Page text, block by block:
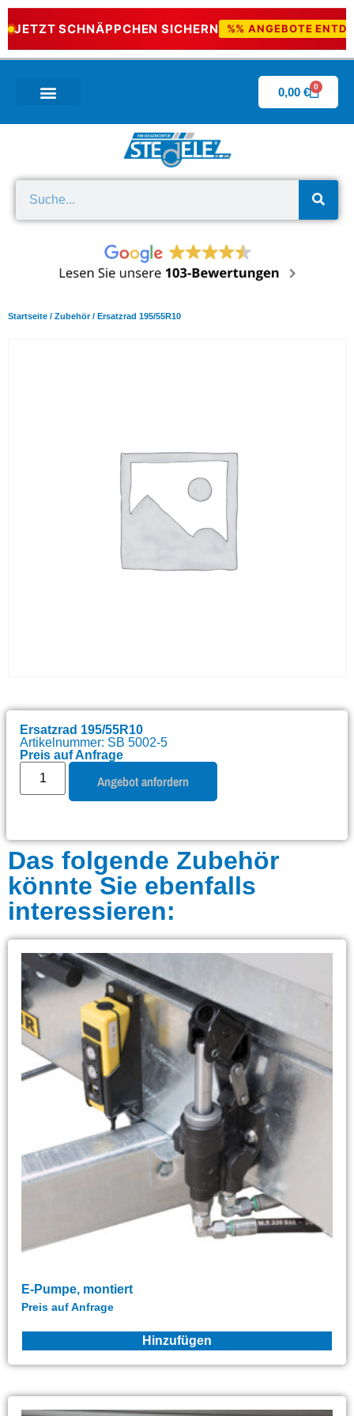
JETZT SCHNÄPPCHEN SICHERN %% ANGEBOTE
0,00 € 0
Startseite / Zubehör/ Ersatzrad 195/55R10
Ersatzrad 195/55R10
Artikelnummer: SB 5002-5
Preis auf Anfrage
Angebot anfordern
Das folgende Zubehör
könnte Sie ebenfalls
interessieren:
E-Pumpe, montiert
Preis auf Anfrage
Hinzufügen